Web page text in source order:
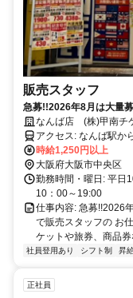
販売スタッフ
急募!!2026年8月は大量募集中! ＪＲ券、航空券、旅行券、
券 などの販売の求人で
東京に直営店舗を展開し
でアクセス良好｜充実の
るのが当店！お客様はも
全』な環境が整っていま
お問い合わせください!
なんば店 (株)甲南チ
アクセス: なんば駅からおよそ426m、ＪＲ難波駅からおよそ585m、
近鉄日本橋駅からおよそ438m ■南海「難波」駅よ
中央区難波３丁目２番
時給1,250円以上
大阪府大阪市中央区
勤務時間・曜日: 平日
10：00～19:00
仕事内容: 急募!!2026
で販売スタッフの お
ケットや旅券、商品券
社員登用あり シフト制 昇
正社員